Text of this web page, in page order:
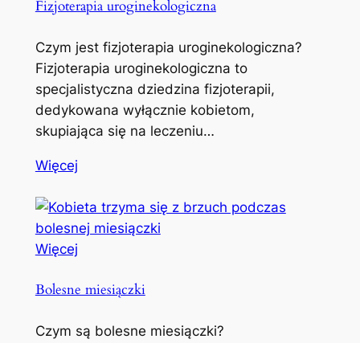
Fizjoterapia uroginekologiczna
Czym jest fizjoterapia uroginekologiczna?
Fizjoterapia uroginekologiczna to
specjalistyczna dziedzina fizjoterapii,
dedykowana wyłącznie kobietom,
skupiająca się na leczeniu…
Więcej
Więcej
Bolesne miesiączki
Czym są bolesne miesiączki?